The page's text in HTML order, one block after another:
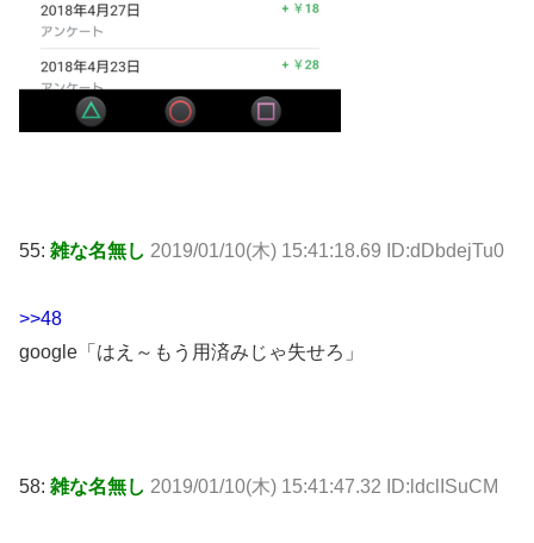
55: 雑な名無し 2019/01/10(木) 15:41:18.69 ID:dDbdejTu0
>>48
google「はえ～もう用済みじゃ失せろ」
58: 雑な名無し 2019/01/10(木) 15:41:47.32 ID:ldclISuCM